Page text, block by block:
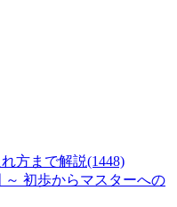
方まで解説(1448)
～ 初歩からマスターへの